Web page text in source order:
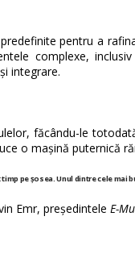
pentru a
complexe,
integrare.
făcându-le
o mașină puternică
pe șosea. Unul dintre cele
Emr, președintele E-